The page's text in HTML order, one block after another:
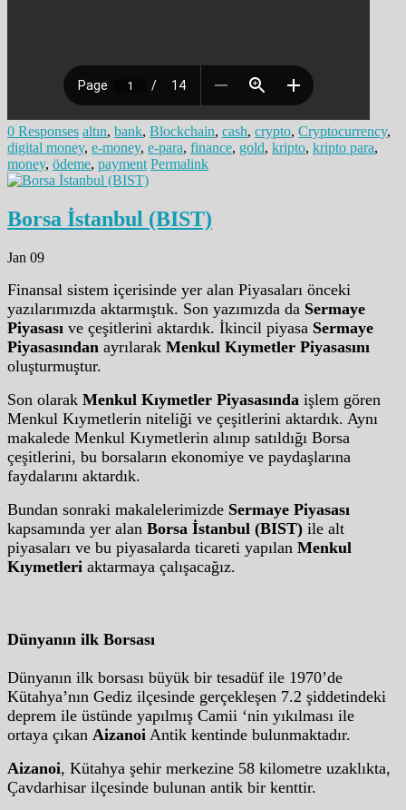
0 Responses altın, bank, Blockchain, cash, crypto, Cryptocurrency,
digital money, e-money, e-para, finance, gold, kripto, kripto para,
money, ödeme, payment Permalink
Borsa İstanbul (BIST)
Jan 09
Finansal sistem içerisinde yer alan Piyasaları önceki
yazılarımızda aktarmıştık. Son yazımızda da Sermaye
Piyasası ve çeşitlerini aktardık. İkincil piyasa Sermaye
Piyasasından ayrılarak Menkul Kıymetler Piyasasını
oluşturmuştur.
Son olarak Menkul Kıymetler Piyasasında işlem gören
Menkul Kıymetlerin niteliği ve çeşitlerini aktardık. Aynı
makalede Menkul Kıymetlerin alınıp satıldığı Borsa
çeşitlerini, bu borsaların ekonomiye ve paydaşlarına
faydalarını aktardık.
Bundan sonraki makalelerimizde Sermaye Piyasası
kapsamında yer alan Borsa İstanbul (BIST) ile alt
piyasaları ve bu piyasalarda ticareti yapılan Menkul
Kıymetleri aktarmaya çalışacağız.
Dünyanın ilk Borsası
Dünyanın ilk borsası büyük bir tesadüf ile 1970’de
Kütahya’nın Gediz ilçesinde gerçekleşen 7.2 şiddetindeki
deprem ile üstünde yapılmış Camii ‘nin yıkılması ile
ortaya çıkan Aizanoi Antik kentinde bulunmaktadır.
Aizanoi, Kütahya şehir merkezine 58 kilometre uzaklıkta,
Çavdarhisar ilçesinde bulunan antik bir kenttir.